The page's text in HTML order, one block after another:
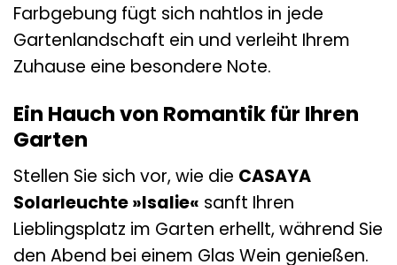
Farbgebung fügt sich nahtlos in jede
Gartenlandschaft ein und verleiht Ihrem
Zuhause eine besondere Note.
Ein Hauch von Romantik für Ihren
Garten
Stellen Sie sich vor, wie die CASAYA
Solarleuchte »Isalie« sanft Ihren
Lieblingsplatz im Garten erhellt, während Sie
den Abend bei einem Glas Wein genießen.